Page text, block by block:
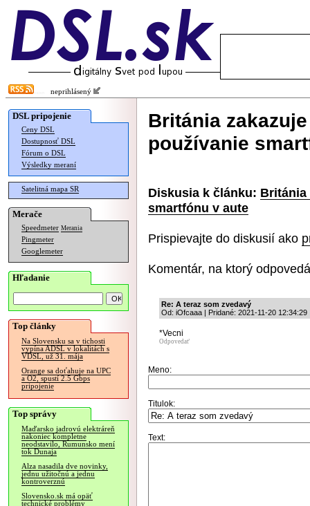
neprihlásený
DSL pripojenie
Ceny DSL
Dostupnosť DSL
Fórum o DSL
Výsledky meraní
Satelitná mapa SR
Merače
Speedmeter Merania
Pingmeter
Googlemeter
Hľadanie
Top články
Na Slovensku sa v tichosti
vypína ADSL v lokalitách s
VDSL, už 31. mája
Orange sa doťahuje na UPC
a O2, spustí 2.5 Gbps
pripojenie
Top správy
Maďarsko jadrovú elektráreň
nakoniec kompletne
neodstavilo, Rumunsko mení
tok Dunaja
Alza nasadila dve novinky,
jednu užitočnú a jednu
kontroverznú
Slovensko.sk má opäť
technické problémy
Británia
používanie
Diskusia k článku: Británia
smartfónu v aute
Prispievajte do diskusií ako
Komentár, na ktorý
Re: A teraz som zvedavý
Od: iOfcaaa | Pridané: 2021-11-20 12:34:29
*Vecni
Odpovedať
Meno:
Titulok:
Text: